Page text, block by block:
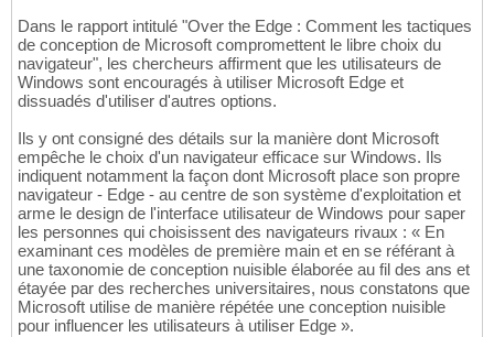
Dans le rapport intitulé "Over the Edge : Comment les tactiques
de conception de Microsoft compromettent le libre choix du
navigateur", les chercheurs affirment que les utilisateurs de
Windows sont encouragés à utiliser Microsoft Edge et
dissuadés d'utiliser d'autres options.
Ils y ont consigné des détails sur la manière dont Microsoft
empêche le choix d'un navigateur efficace sur Windows. Ils
indiquent notamment la façon dont Microsoft place son propre
navigateur - Edge - au centre de son système d'exploitation et
arme le design de l'interface utilisateur de Windows pour saper
les personnes qui choisissent des navigateurs rivaux : « En
examinant ces modèles de première main et en se référant à
une taxonomie de conception nuisible élaborée au fil des ans et
étayée par des recherches universitaires, nous constatons que
Microsoft utilise de manière répétée une conception nuisible
pour influencer les utilisateurs à utiliser Edge ».